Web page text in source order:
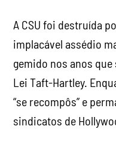
“se recompôs” e
sindicatos de
A penetração sindical
Hollywood até a
Reagan passou de